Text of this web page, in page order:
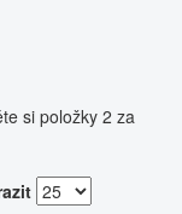
si položky 2 za